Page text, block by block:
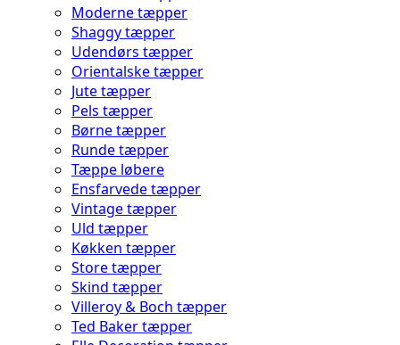
Moderne tæpper
Shaggy tæpper
Udendørs tæpper
Orientalske tæpper
Jute tæpper
Pels tæpper
Børne tæpper
Runde tæpper
Tæppe løbere
Ensfarvede tæpper
Vintage tæpper
Uld tæpper
Køkken tæpper
Store tæpper
Skind tæpper
Villeroy & Boch tæpper
Ted Baker tæpper